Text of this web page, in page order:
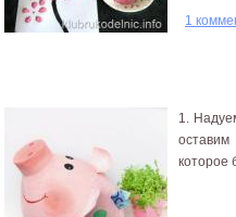
1
1.
оставим
которое